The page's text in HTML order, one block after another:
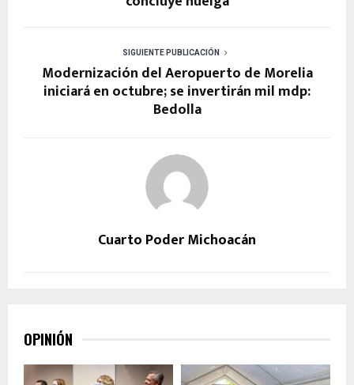
SIGUIENTE PUBLICACIÓN
Modernización del Aeropuerto de Morelia
iniciará en octubre; se invertirán mil mdp:
Bedolla
Cuarto Poder Michoacán
OPINIÓN